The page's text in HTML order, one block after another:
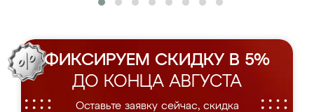
ФИКСИРУЕМ СКИДКУ В 5%
ДО КОНЦА АВГУСТА
Оставьте заявку сейчас, скидка